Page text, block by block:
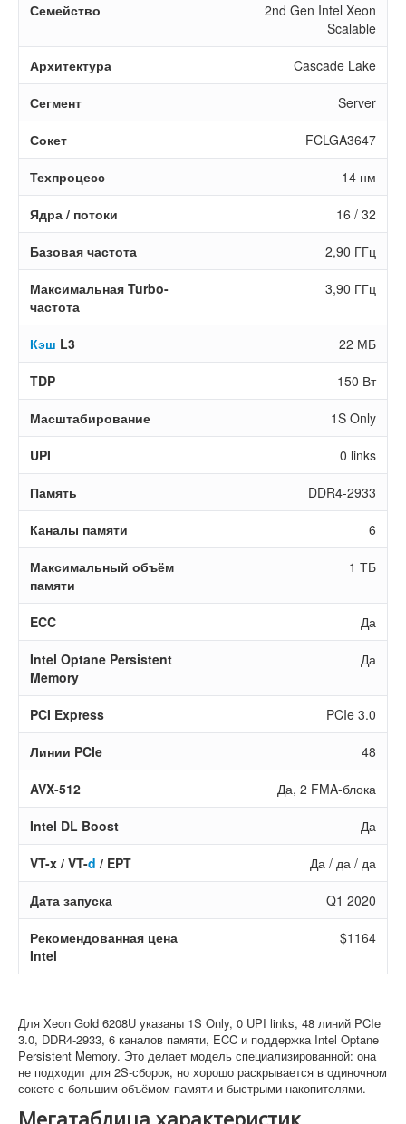
Семейство
2nd Gen Intel Xeon
Scalable
Архитектура Cascade Lake
Сегмент Server
Сокет FCLGA3647
Техпроцесс 14 нм
Ядра / потоки 16 / 32
Базовая частота 2,90 ГГц
Максимальная Turbo-
частота
3,90 ГГц
Кэш L3 22 МБ
TDP 150 Вт
Масштабирование 1S Only
UPI 0 links
Память DDR4-2933
Каналы памяти 6
Максимальный объём
памяти
1 ТБ
ECC Да
Intel Optane Persistent
Memory
Да
PCI Express PCIe 3.0
Линии PCIe 48
AVX-512 Да, 2 FMA-блока
Intel DL Boost Да
VT-x / VT-d / EPT Да / да / да
Дата запуска Q1 2020
Рекомендованная цена
Intel
$1164
Для Xeon Gold 6208U указаны 1S Only, 0 UPI links, 48 линий PCIe
3.0, DDR4-2933, 6 каналов памяти, ECC и поддержка Intel Optane
Persistent Memory. Это делает модель специализированной: она
не подходит для 2S-сборок, но хорошо раскрывается в одиночном
сокете с большим объёмом памяти и быстрыми накопителями.
Мегатаблица характеристик,